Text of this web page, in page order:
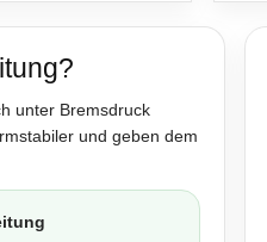
unter Bremsdruck
und geben dem